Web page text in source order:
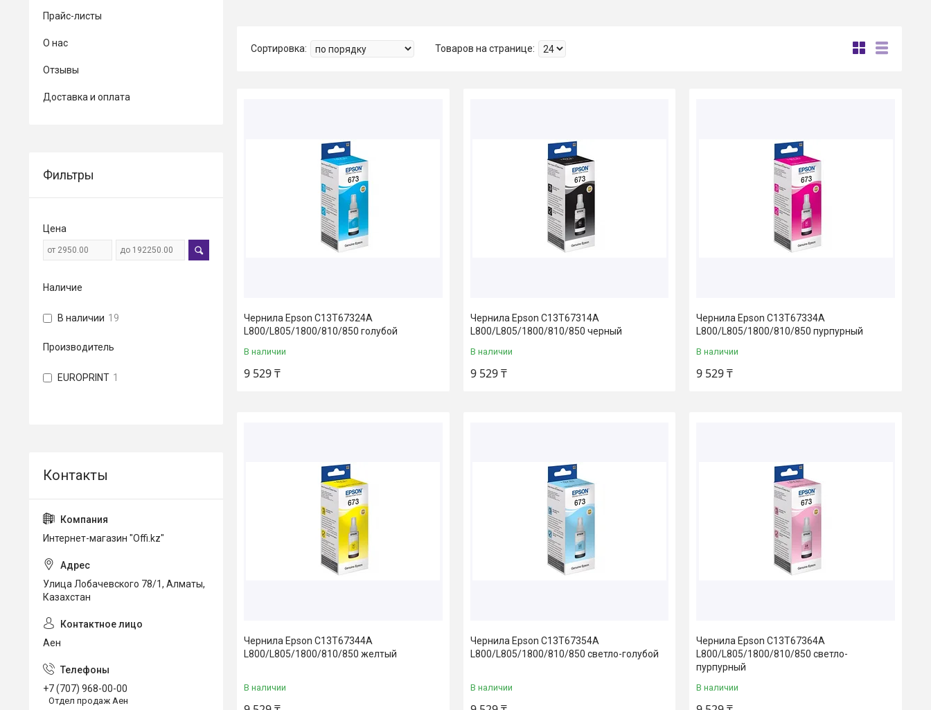
Чернила Epson C13T67324A
L800/L805/1800/810/850 голубой
В наличии
9 529 ₸
Чернила Epson C13T67314A
L800/L805/1800/810/850 черный
В наличии
9 529 ₸
Чернила Epson C13T67334A
L800/L805/1800/810/850 пурпурный
В наличии
9 529 ₸
Чернила Epson C13T67344A
L800/L805/1800/810/850 желтый
В наличии
Чернила Epson C13T67354A
L800/L805/1800/810/850 светло-голубой
В наличии
Чернила Epson C13T67364A
L800/L805/1800/810/850 светло-
пурпурный
В наличии
Прайс-листы
О нас
Отзывы
Доставка и оплата
Фильтры
Цена
Наличие
В наличии 19
Производитель
EUROPRINT 1
Интернет-магазин "Offi.kz"
Улица Лобачевского 78/1, Алматы,
Казахстан
Аен
+7 (707) 968-00-00
Отдел продаж Аен